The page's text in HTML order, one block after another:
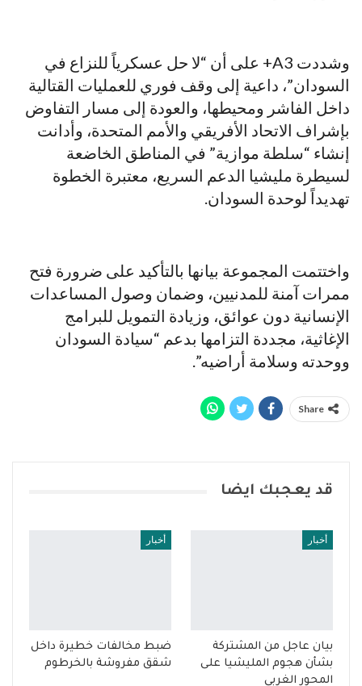
وشددت A3+ على أن “لا حل عسكرياً للنزاع في
السودان”، داعية إلى وقف فوري للعمليات القتالية
داخل الفاشر ومحيطها، والعودة إلى مسار التفاوض
بإشراف الاتحاد الأفريقي والأمم المتحدة، وأدانت
إنشاء “سلطة موازية” في المناطق الخاضعة
لسيطرة مليشيا الدعم السريع، معتبرة الخطوة
تهديداً لوحدة السودان.
واختتمت المجموعة بيانها بالتأكيد على ضرورة فتح
ممرات آمنة للمدنيين، وضمان وصول المساعدات
الإنسانية دون عوائق، وزيادة التمويل للبرامج
الإغاثية، مجددة التزامها بدعم “سيادة السودان
ووحدته وسلامة أراضيه”.
Share
قد يعجبك ايضا
أخبار
بيان عاجل من المشتركة
بشأن هجوم المليشيا على
المحور الغربي
أخبار
ضبط مخالفات خطيرة داخل
شقق مفروشة بالخرطوم